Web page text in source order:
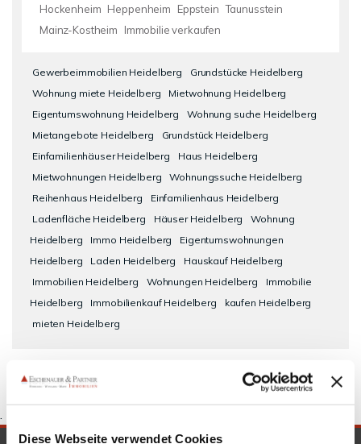
Diese Webseite verwendet Cookies
Hockenheim Heppenheim Eppstein Taunusstein
Mainz-Kostheim
Immobilie verkaufen
Gewerbeimmobilien Heidelberg
Grundstücke Heidelberg
Wohnung miete Heidelberg
Mietwohnung Heidelberg
Eigentumswohnung Heidelberg
Wohnung suche Heidelberg
Mietangebote Heidelberg
Grundstück Heidelberg
Einfamilienhäuser Heidelberg
Haus Heidelberg
Mietwohnungen Heidelberg
Wohnungssuche Heidelberg
Reihenhaus Heidelberg
Einfamilienhaus Heidelberg
Ladenfläche Heidelberg
Häuser Heidelberg
Wohnung
Heidelberg
Immo Heidelberg
Eigentumswohnungen
Heidelberg
Laden Heidelberg
Hauskauf Heidelberg
Immobilien Heidelberg
Wohnungen Heidelberg
Immobilie
Heidelberg
Immobilienkauf Heidelberg
kaufen Heidelberg
mieten Heidelberg
.